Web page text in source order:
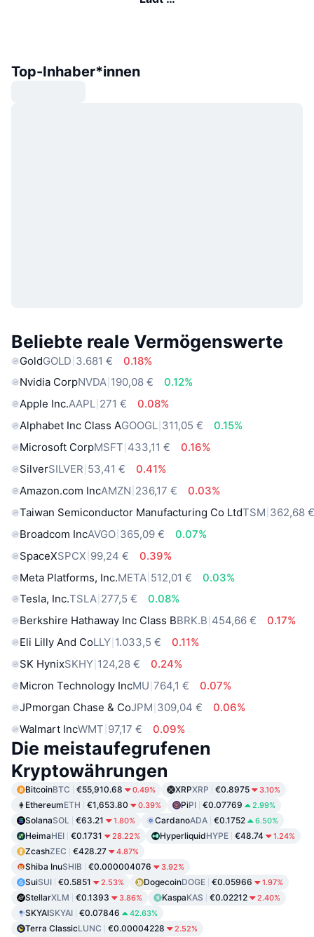
Top-Inhaber*innen
Beliebte reale Vermögenswerte
GoldGOLD 3.681 €
0.18%
Nvidia CorpNVDA 190,08 €
0.12%
Apple Inc.AAPL 271 €
0.08%
Alphabet Inc Class AGOOGL 311,05 €
0.15%
Microsoft CorpMSFT 433,11 €
0.16%
SilverSILVER 53,41 €
0.41%
Amazon.com IncAMZN 236,17 €
0.03%
Taiwan Semiconductor Manufacturing Co LtdTSM 362,68
Broadcom IncAVGO 365,09 €
0.07%
SpaceXSPCX 99,24 €
0.39%
Meta Platforms, Inc.META 512,01 €
0.03%
Tesla, Inc.TSLA 277,5 €
0.08%
Berkshire Hathaway Inc Class BBRK.B 454,66 €
0.17%
Eli Lilly And CoLLY 1.033,5 €
0.11%
SK HynixSKHY 124,28 €
0.24%
Micron Technology IncMU 764,1 €
0.07%
JPmorgan Chase & CoJPM 309,04 €
0.06%
Walmart IncWMT 97,17 € 0.09%
Die meistaufegrufenen
Kryptowährungen
BitcoinBTC €55,910.68 0.49% XRPXRP €0.8975 3.10%
EthereumETH €1,653.80 0.39% PiPI €0.07769 2.99%
SolanaSOL €63.21 1.80% CardanoADA €0.1752 6.50%
HeimaHEI €0.1731 28.22% HyperliquidHYPE €48.74 1.24%
ZcashZEC €428.27 4.87%
Shiba InuSHIB €0.000004076 3.92%
SuiSUI €0.5851 2.53% DogecoinDOGE €0.05966 1.97%
StellarXLM €0.1393 3.86% KaspaKAS €0.02212 2.40%
SKYAISKYAI €0.07846 42.63%
Terra ClassicLUNC €0.00004228 2.52%